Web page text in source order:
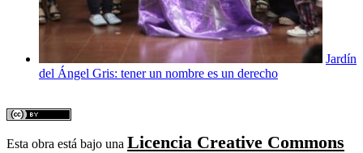
Jardín
del Ángel Gris: tener un nombre es un derecho
Esta obra está bajo una Licencia Creative Commons